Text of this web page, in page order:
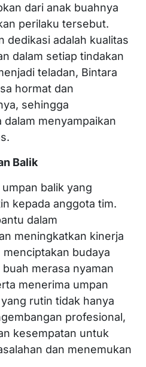
dari anak buahnya
perilaku tersebut.
dedikasi adalah kualitas
dalam setiap tindakan
teladan, Bintara
hormat dan
sehingga
menyampaikan
Balik
balik yang
kepada anggota tim.
dalam
meningkatkan kinerja
budaya
merasa nyaman
menerima umpan
rutin tidak hanya
profesional,
kesempatan untuk
dan menemukan